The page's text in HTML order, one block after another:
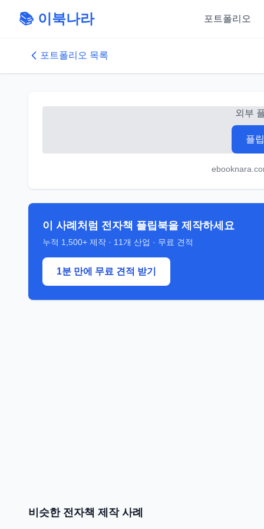
📚 이북나라 포트폴리오
포트폴리오 목록
외부
플
이 사례처럼 전자책 플립북을 제작하세요
누적 1,500+ 제작 · 11 개 산업 · 무료 견적
1분 만에 무료 견적 받기
비슷한 전자책 제작 사례